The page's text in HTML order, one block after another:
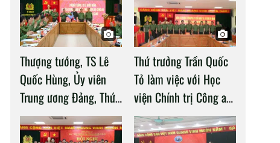
Thượng tướng, TS Lê
Quốc Hùng, Ủy viên
Trung ương Đảng, Thứ
trưởng Bộ Công an làm
việc với Học viện
Thứ trưởng Trần Quốc
Tỏ làm việc với Học
viện Chính trị Công an
nhân dân